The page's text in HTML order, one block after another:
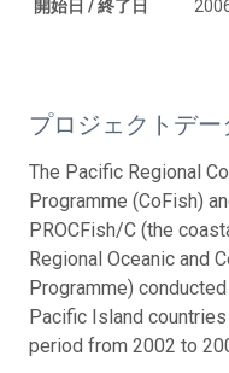
開始日 / 終了日
プロジェクトデー
The Pacific Regional
Programme (CoFish)
PROCFish/C (the
Regional Oceanic and
Programme)
Pacific Island
period from 2002 to